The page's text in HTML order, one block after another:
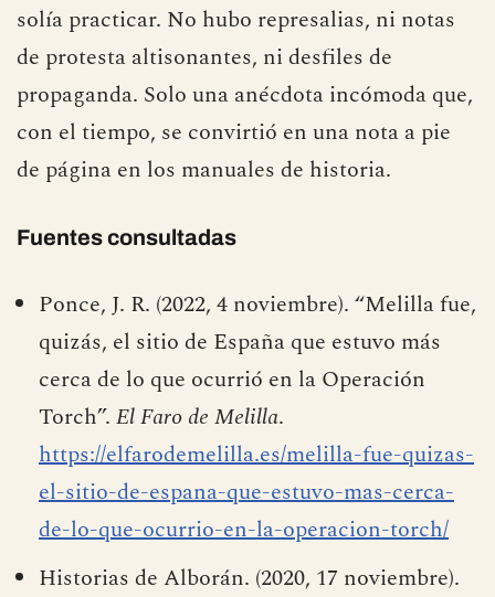
solía practicar. No hubo represalias, ni notas
de protesta altisonantes, ni desfiles de
propaganda. Solo una anécdota incómoda que,
con el tiempo, se convirtió en una nota a pie
de página en los manuales de historia.
Fuentes consultadas
Ponce, J. R. (2022, 4 noviembre). “Melilla fue,
quizás, el sitio de España que estuvo más
cerca de lo que ocurrió en la Operación
Torch”. El Faro de Melilla.
https://elfarodemelilla.es/melilla-fue-quizas-
el-sitio-de-espana-que-estuvo-mas-cerca-
de-lo-que-ocurrio-en-la-operacion-torch/
Historias de Alborán. (2020, 17 noviembre).